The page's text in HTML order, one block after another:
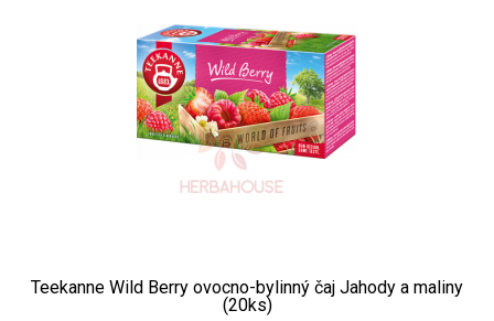
Teekanne Wild Berry ovocno-bylinný čaj Jahody a maliny
(20ks)